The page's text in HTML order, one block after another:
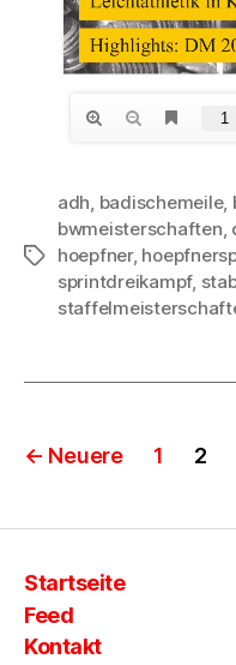
Schlagwörter
adh, badischemeile,
bwmeisterschaften,
hoepfner,
sprintdreikampf,
Beiträge
← Neuere 1 2
Startseite
Feed
Kontakt